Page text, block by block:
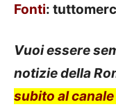
Fonti:
Vuoi essere
notizie della
subito al